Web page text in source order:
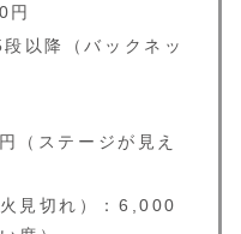
円​
以降（バックネッ
（ステージが見え
見切れ）：​6,000